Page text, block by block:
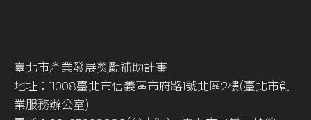
臺北市產業發展獎勵補助計畫
地址：11008臺北市信義區市府路1號北區2樓(臺北市創
業服務辦公室)